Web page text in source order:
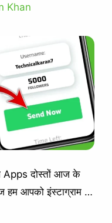
Khan
Apps दोस्तों आज के
हम आपको इंस्टाग्राम …